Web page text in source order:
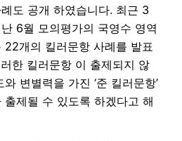
도 공개 하였습니다. 최근 3
6월 모의평가의 국영수 영역
22개의 킬러문항 사례를 발표
한 킬러문항 이 출제되지 않
변별력을 가진 ‘준 킬러문항’
제될 수 있도록 하겠다고 해